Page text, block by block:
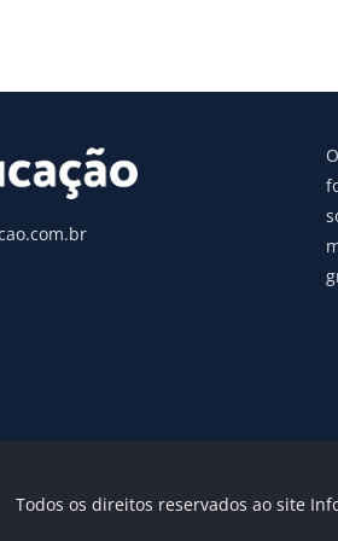
O
Todos os direitos reservados ao site